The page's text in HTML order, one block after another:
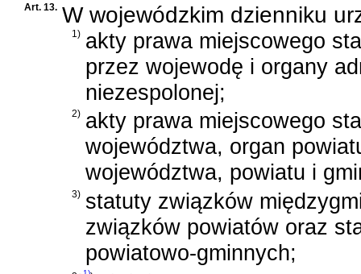
Art. 13. W wojewódzkim dzienniku
1) akty prawa miejscowego
przez wojewodę i organy
niezespolonej;
2) akty prawa miejscowego
województwa, organ
województwa, powiatu i
3) statuty związków
związków powiatów oraz
powiatowo-gminnych;